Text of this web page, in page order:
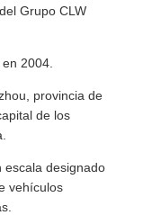
Grupo CLW
2004.
provincia de
de los
escala designado
vehículos